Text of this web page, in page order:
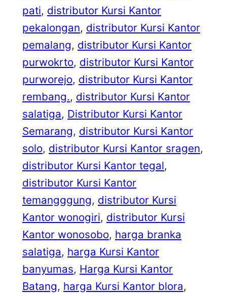
pati, distributor Kursi Kantor
pekalongan, distributor Kursi Kantor
pemalang, distributor Kursi Kantor
purwokrto, distributor Kursi Kantor
purworejo, distributor Kursi Kantor
rembang., distributor Kursi Kantor
salatiga, Distributor Kursi Kantor
Semarang, distributor Kursi Kantor
solo, distributor Kursi Kantor sragen
distributor Kursi Kantor tegal
distributor Kursi Kantor
temangggung, distributor Kursi
Kantor wonogiri, distributor Kursi
Kantor wonosobo, harga branka
salatiga, harga Kursi Kantor
banyumas, Harga Kursi Kantor
Batang, harga Kursi Kantor blora